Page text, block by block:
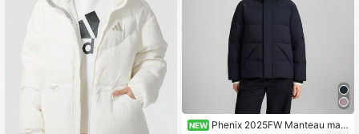
NEW Phenix 2025FW Manteau mat